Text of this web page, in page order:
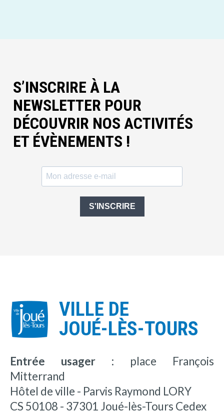
S’INSCRIRE À LA
NEWSLETTER POUR
DÉCOUVRIR NOS ACTIVITÉS
ET ÉVÈNEMENTS !
S'INSCRIRE
VILLE DE
JOUÉ-LÈS-TOURS
Entrée usager : place François
Mitterrand
Hôtel de ville - Parvis Raymond LORY
CS 50108 - 37301 Joué-lès-Tours Cedex